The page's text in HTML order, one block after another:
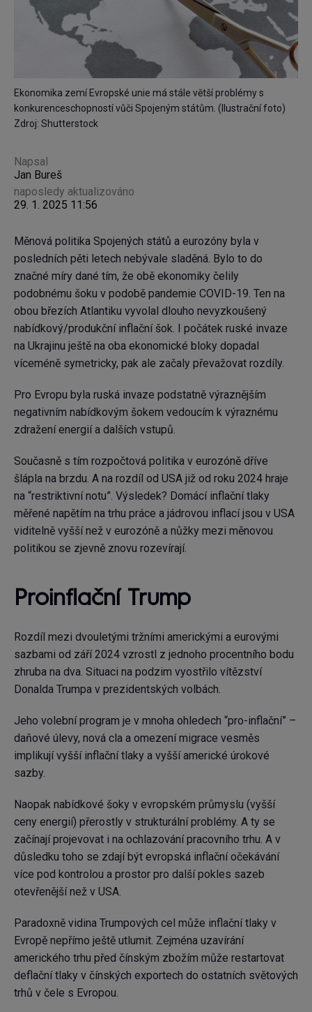
Ekonomika zemí Evropské unie má stále větší problémy s
konkurenceschopností vůči Spojeným státům. (Ilustrační foto)
Zdroj: Shutterstock
Napsal
Jan Bureš
naposledy aktualizováno
29. 1. 2025 11:56
Měnová politika Spojených států a eurozóny byla v
posledních pěti letech nebývale sladěná. Bylo to do
značné míry dané tím, že obě ekonomiky čelily
podobnému šoku v podobě pandemie COVID-19. Ten na
obou březích Atlantiku vyvolal dlouho nevyzkoušený
nabídkový/produkční inflační šok. I počátek ruské invaze
na Ukrajinu ještě na oba ekonomické bloky dopadal
víceméně symetricky, pak ale začaly převažovat rozdíly.
Pro Evropu byla ruská invaze podstatně výraznějším
negativním nabídkovým šokem vedoucím k výraznému
zdražení energií a dalších vstupů.
Současně s tím rozpočtová politika v eurozóně dříve
šlápla na brzdu. A na rozdíl od USA již od roku 2024 hraje
na “restriktivní notu”. Výsledek? Domácí inflační tlaky
měřené napětím na trhu práce a jádrovou inflací jsou v USA
viditelně vyšší než v eurozóně a nůžky mezi měnovou
politikou se zjevně znovu rozevírají.
Proinflační Trump
Rozdíl mezi dvouletými tržními americkými a eurovými
sazbami od září 2024 vzrostl z jednoho procentního bodu
zhruba na dva. Situaci na podzim vyostřilo vítězství
Donalda Trumpa v prezidentských volbách.
Jeho volební program je v mnoha ohledech “pro-inflační” –
daňové úlevy, nová cla a omezení migrace vesměs
implikují vyšší inflační tlaky a vyšší americké úrokové
sazby.
Naopak nabídkové šoky v evropském průmyslu (vyšší
ceny energií) přerostly v strukturální problémy. A ty se
začínají projevovat i na ochlazování pracovního trhu. A v
důsledku toho se zdají být evropská inflační očekávání
více pod kontrolou a prostor pro další pokles sazeb
otevřenější než v USA.
Paradoxně vidina Trumpových cel může inflační tlaky v
Evropě nepřímo ještě utlumit. Zejména uzavírání
amerického trhu před čínským zbožím může restartovat
deflační tlaky v čínských exportech do ostatních světových
trhů v čele s Evropou.